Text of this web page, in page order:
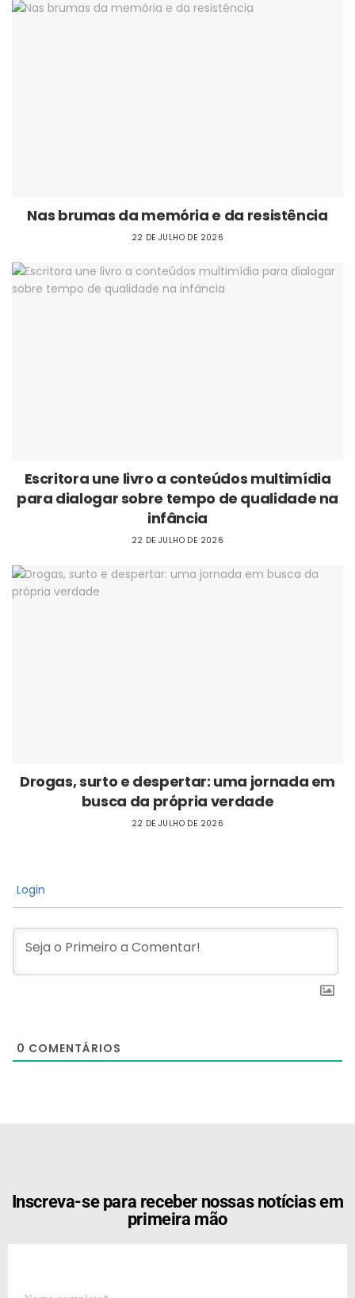
Nas brumas da memória e da resistência
22 DE JULHO DE 2026
Escritora une livro a conteúdos multimídia
para dialogar sobre tempo de qualidade na
infância
22 DE JULHO DE 2026
Drogas, surto e despertar: uma jornada em
busca da própria verdade
22 DE JULHO DE 2026
Login
0 COMENTÁRIOS
Inscreva-se para receber nossas notícias em
primeira mão